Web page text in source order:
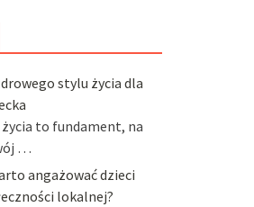
stylu życia dla
to fundament, na
…
angażować dzieci
lokalnej?